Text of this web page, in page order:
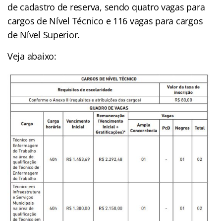
de cadastro de reserva, sendo quatro vagas para
cargos de Nível Técnico e 116 vagas para cargos
de Nível Superior.
Veja abaixo: